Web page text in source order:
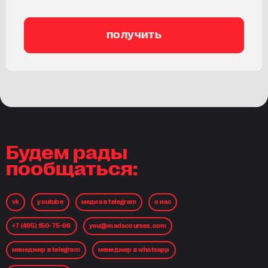
получить
Будем рады
пообщаться:
vk youtube медиа в telegram о нас
+7 (495) 150-75-66 you@madscourses.com
менеджер в telegram менеджер в whatsapp